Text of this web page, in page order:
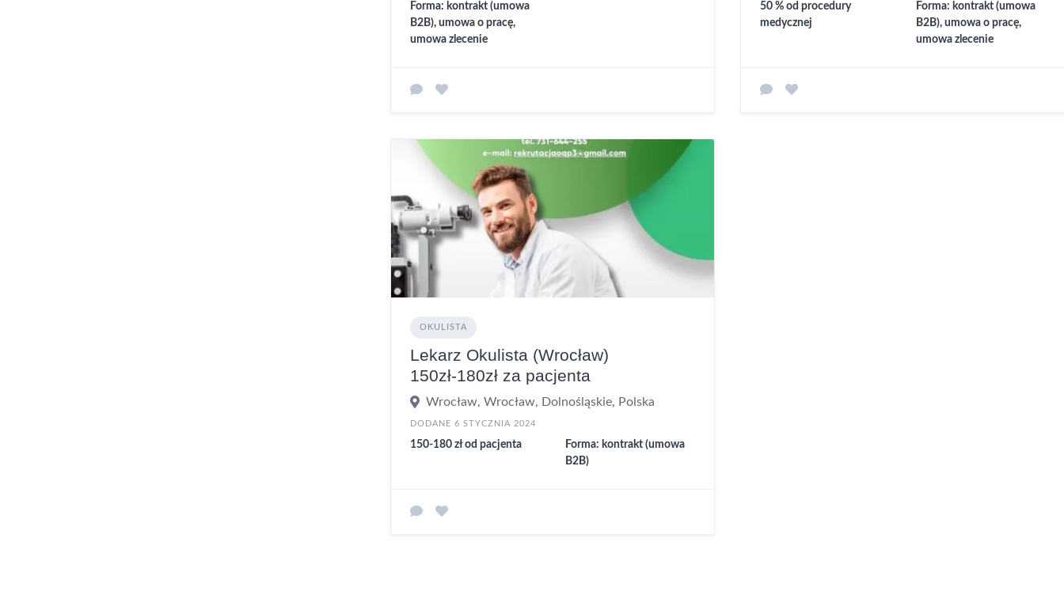
Forma: kontrakt (umowa
B2B), umowa o pracę,
umowa zlecenie
50 % od procedury
medycznej
Forma: kontrakt (umowa
B2B), umowa o pracę,
umowa zlecenie
OKULISTA
Lekarz Okulista (Wrocław)
150zł-180zł za pacjenta
Wrocław, Wrocław, Dolnośląskie, Polska
DODANE 6 STYCZNIA 2024
150-180 zł od pacjenta
Forma: kontrakt (umowa
B2B)